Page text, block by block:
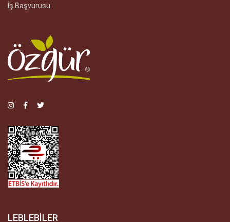
İş Başvurusu
LEBLEBİLER